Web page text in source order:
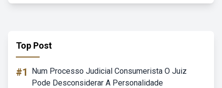
Top Post
#1
Num Processo Judicial Consumerista O Juiz
Pode Desconsiderar A Personalidade